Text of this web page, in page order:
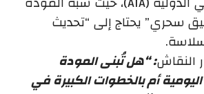
سحري” يحتاج إلى “تحديث
النقاش: “هل تُبنى المودة
أم بالخطوات الكبيرة في